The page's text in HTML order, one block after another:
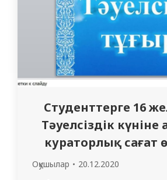
Студенттерге 16
Тәуелсіздік күніне
кураторлық сағат
Оқушылар 20.12.2020